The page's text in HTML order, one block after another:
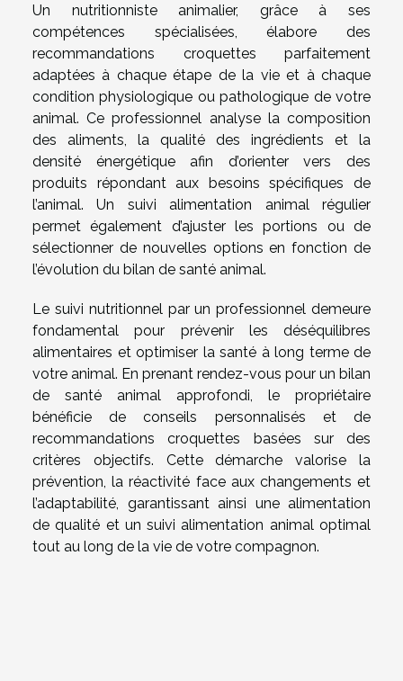
Un nutritionniste animalier, grâce à ses
compétences spécialisées, élabore des
recommandations croquettes parfaitement
adaptées à chaque étape de la vie et à chaque
condition physiologique ou pathologique de votre
animal. Ce professionnel analyse la composition
des aliments, la qualité des ingrédients et la
densité énergétique afin d’orienter vers des
produits répondant aux besoins spécifiques de
l’animal. Un suivi alimentation animal régulier
permet également d’ajuster les portions ou de
sélectionner de nouvelles options en fonction de
l’évolution du bilan de santé animal.
Le suivi nutritionnel par un professionnel demeure
fondamental pour prévenir les déséquilibres
alimentaires et optimiser la santé à long terme de
votre animal. En prenant rendez-vous pour un bilan
de santé animal approfondi, le propriétaire
bénéficie de conseils personnalisés et de
recommandations croquettes basées sur des
critères objectifs. Cette démarche valorise la
prévention, la réactivité face aux changements et
l’adaptabilité, garantissant ainsi une alimentation
de qualité et un suivi alimentation animal optimal
tout au long de la vie de votre compagnon.